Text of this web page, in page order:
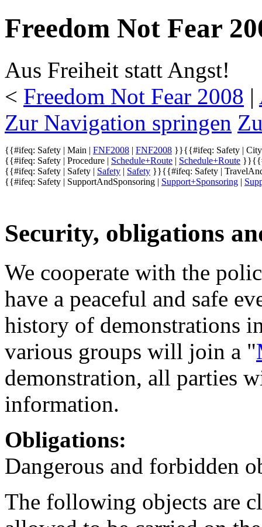
Freedom Not Fear
Aus Freiheit statt Angst!
< Freedom Not Fear 2008 ‎ |
Zur Navigation springen
{{#ifeq: Safety | Main | FNF2008 | FNF2008 }}{{#ifeq: Safety |
{{#ifeq: Safety | Procedure | Schedule+Route | Schedule+Route }}
{{#ifeq: Safety | Safety | Safety | Safety }}{{#ifeq: Safety |
{{#ifeq: Safety | SupportAndSponsoring | Support+Sponsoring |
Security, obligations
We cooperate with the
have a peaceful and safe
history of demonstrations
various groups will join a "
demonstration, all parties
information.
Obligations:
Dangerous and forbidden
The following objects are